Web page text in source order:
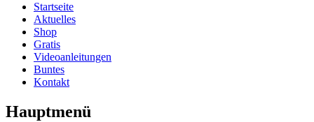
Startseite
Aktuelles
Shop
Gratis
Videoanleitungen
Buntes
Kontakt
Hauptmenü